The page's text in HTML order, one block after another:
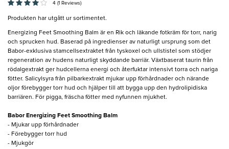
4 (1 Reviews)
Produkten har utgått ur sortimentet.
Energizing Feet Smoothing Balm är en Rik och läkande fotkräm för torr, narig
och sprucken hud. Baserad på ingredienser av naturligt ursprung som det
Babor-exklusiva stamcellsextraktet från tyskoxel och ullstistel som stödjer
regeneration av hudens naturligt skyddande barriär. Växtbaserat taurin från
rödalgextrakt ger hudcellerna energi och återfuktar intensivt torra och nariga
fötter. Salicylsyra från pilbarkextrakt mjukar upp förhårdnader och närande
oljor förebygger torr hud och hjälper till att bygga upp den hydrolipidiska
barriären. För pigga, fräscha fötter med nyfunnen mjukhet.
Babor Energizing Feet Smoothing Balm
- Mjukar upp förhårdnader
- Förebygger torr hud
- Mjukgör